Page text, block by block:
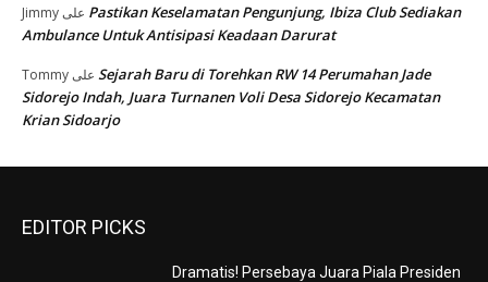
Jimmy
Pastikan Keselamatan Pengunjung, Ibiza Club Sediakan
Ambulance Untuk Antisipasi Keadaan Darurat
Tommy
Sejarah Baru di Torehkan RW 14 Perumahan Jade
Sidorejo Indah, Juara Turnanen Voli Desa Sidorejo Kecamatan
Krian Sidoarjo
EDITOR PICKS
Dramatis! Persebaya Juara Piala Presiden